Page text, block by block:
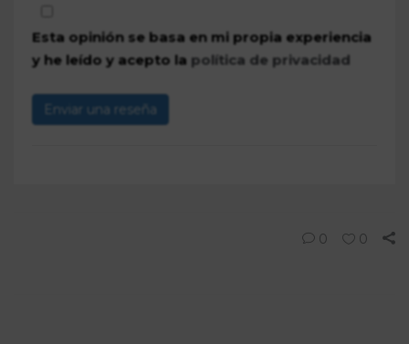
Esta opinión se basa en mi propia experiencia
y he leído y acepto la política de privacidad
Enviar una reseña
0 0